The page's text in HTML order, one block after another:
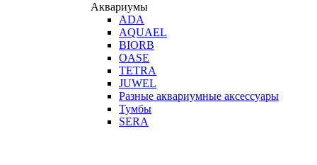
Аквариумы
ADA
AQUAEL
BIORB
OASE
TETRA
JUWEL
Разные аквариумные аксессуары
Тумбы
SERA